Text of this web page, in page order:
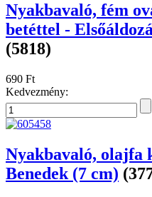
Nyakbavaló, fém
betéttel -
(5818)
690 Ft
Kedvezmény:
Nyakbavaló, olajfa
Benedek (7 cm)